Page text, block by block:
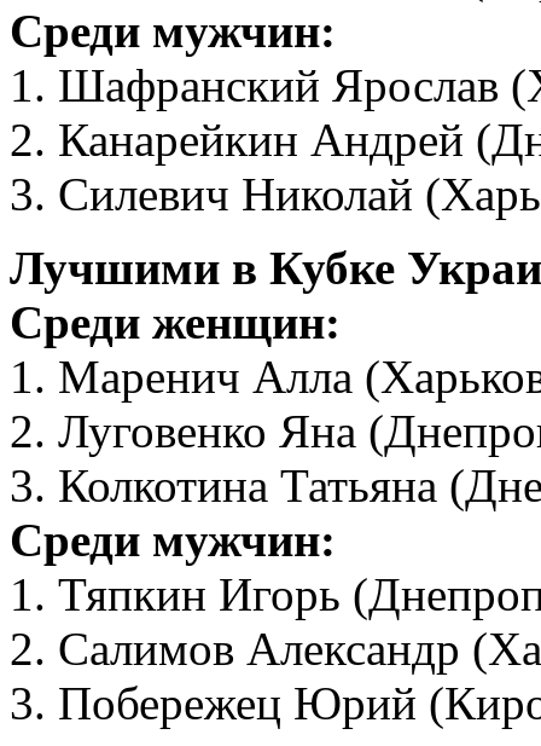
Среди мужчин:
1. Шафранский Ярослав
2. Канарейкин Андрей
3. Силевич Николай
Лучшими в Кубке
Среди женщин:
1. Маренич Алла
2. Луговенко Яна
3. Колкотина Татьяна
Среди мужчин:
1. Тяпкин Игорь
2. Салимов Александр
3. Побережец Юрий